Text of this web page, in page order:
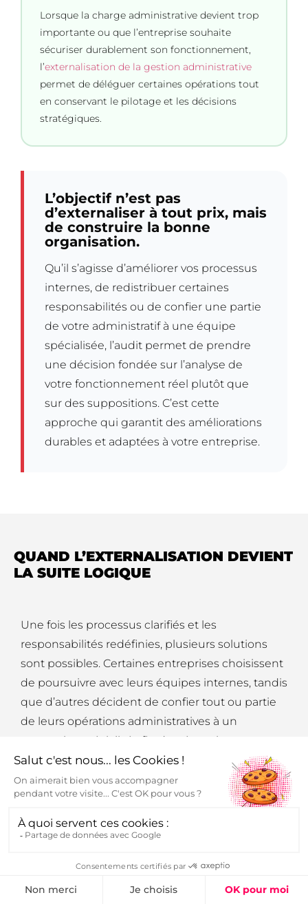
Lorsque la charge administrative devient trop
importante ou que l’entreprise souhaite
sécuriser durablement son fonctionnement,
l’externalisation de la gestion administrative
permet de déléguer certaines opérations tout
en conservant le pilotage et les décisions
stratégiques.
L’objectif n’est pas
d’externaliser à tout prix, mais
de construire la bonne
organisation.
Qu’il s’agisse d’améliorer vos processus
internes, de redistribuer certaines
responsabilités ou de confier une partie
de votre administratif à une équipe
spécialisée, l’audit permet de prendre
une décision fondée sur l’analyse de
votre fonctionnement réel plutôt que
sur des suppositions. C’est cette
approche qui garantit des améliorations
durables et adaptées à votre entreprise.
QUAND L’EXTERNALISATION DEVIENT
LA SUITE LOGIQUE
Une fois les processus clarifiés et les
responsabilités redéfinies, plusieurs solutions
sont possibles. Certaines entreprises choisissent
de poursuivre avec leurs équipes internes, tandis
que d’autres décident de confier tout ou partie
de leurs opérations administratives à un
partenaire spécialisé afin de pérenniser
l’organisation mise en place.
🏗️
Une organisation déjà
sont documentés et chacun sait précisément